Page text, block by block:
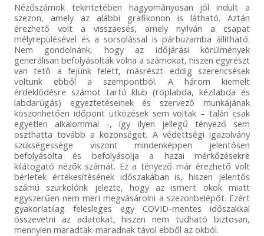
Nézőszámok tekintetében hagyományosan jól indult a
szezon, amely az alábbi grafikonon is látható. Aztán
érezhető volt a visszaesés, amely nyilván a csapat
mélyrepülésével és a sorsolással is párhuzamba állítható.
Nem gondolnánk, hogy az időjárási körülmények
generálisan befolyásolták volna a számokat, hiszen egyrészt
van tető a fejünk felett, másrészt eddig szerencsések
voltunk ebből a szempontból. A három kiemelt
érdeklődésre számot tartó klub (röplabda, kézilabda és
labdarúgás) egyeztetéseinek és szervező munkájának
köszönhetően időpont ütközések sem voltak – talán csak
egyetlen alkalommal -, így ilyen jellegű tényező sem
oszthatta tovább a közönséget. A védettségi igazolvány
szükségessége viszont mindenképpen jelentősen
befolyásolta és befolyásolja a hazai mérkőzésekre
kilátogató nézők számát. Ez a tényező már érezhető volt
bérletek értékesítésének időszakában is, hiszen jelentős
számú szurkolónk jelezte, hogy az ismert okok miatt
egyszerűen nem meri megvásárolni a szezonbelépőt. Ezért
gyakorlatilag felesleges egy COVID-mentes időszakkal
összevetni az adatokat, hiszen nem tudható biztosan,
mennyien maradtak-maradnak távol ebből az okból.